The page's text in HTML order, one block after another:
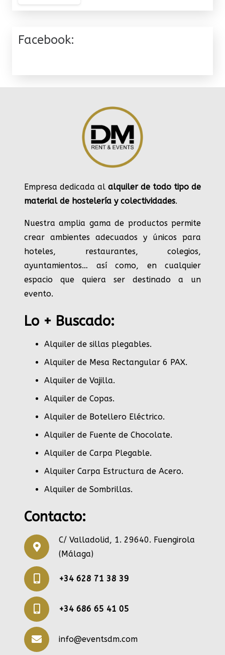
Facebook:
Empresa dedicada al alquiler de todo tipo de
material de hostelería y colectividades.
Nuestra amplia gama de productos permite
crear ambientes adecuados y únicos para
hoteles, restaurantes, colegios,
ayuntamientos… así como, en cualquier
espacio que quiera ser destinado a un
evento.
Lo + Buscado:
Alquiler de sillas plegables.
Alquiler de Mesa Rectangular 6 PAX.
Alquiler de Vajilla.
Alquiler de Copas.
Alquiler de Botellero Eléctrico.
Alquiler de Fuente de Chocolate.
Alquiler de Carpa Plegable.
Alquiler Carpa Estructura de Acero.
Alquiler de Sombrillas.
Contacto:
C/ Valladolid, 1. 29640. Fuengirola
(Málaga)
+34 628 71 38 39
+34 686 65 41 05
info@eventsdm.com